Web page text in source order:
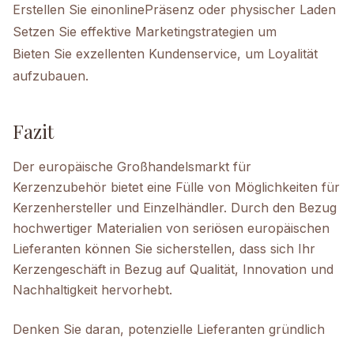
Erstellen Sie einonlinePräsenz oder physischer Laden
Setzen Sie effektive Marketingstrategien um
Bieten Sie exzellenten Kundenservice, um Loyalität
aufzubauen.
Fazit
Der europäische Großhandelsmarkt für
Kerzenzubehör bietet eine Fülle von Möglichkeiten für
Kerzenhersteller und Einzelhändler. Durch den Bezug
hochwertiger Materialien von seriösen europäischen
Lieferanten können Sie sicherstellen, dass sich Ihr
Kerzengeschäft in Bezug auf Qualität, Innovation und
Nachhaltigkeit hervorhebt.
Denken Sie daran, potenzielle Lieferanten gründlich